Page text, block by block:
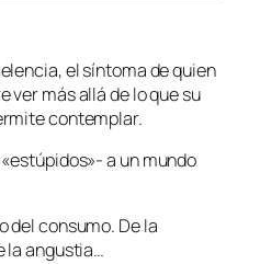
el síntoma de quien
más allá de lo que su
contemplar.
a un mundo
del consumo. De la
la angustia…